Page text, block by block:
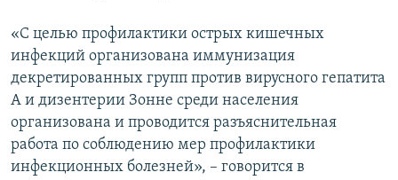
«С целью профилактики острых кишечных
инфекций организована иммунизация
декретированных групп против вирусного гепатита
А и дизентерии Зонне среди населения
организована и проводится разъяснительная
работа по соблюдению мер профилактики
инфекционных болезней», – говорится в